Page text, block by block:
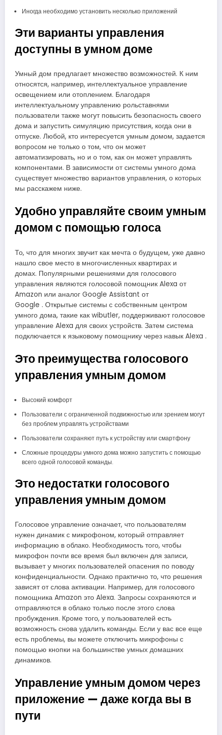
Иногда необходимо установить несколько приложений
Эти варианты управления
доступны в умном доме
Умный дом предлагает множество возможностей. К ним
относятся, например, интеллектуальное управление
освещением или отоплением. Благодаря
интеллектуальному управлению рольставнями
пользователи также могут повысить безопасность своего
дома и запустить симуляцию присутствия, когда они в
отпуске. Любой, кто интересуется умным домом, задается
вопросом не только о том, что он может
автоматизировать, но и о том, как он может управлять
компонентами. В зависимости от системы умного дома
существует множество вариантов управления, о которых
мы расскажем ниже.
Удобно управляйте своим умным
домом с помощью голоса
То, что для многих звучит как мечта о будущем, уже давно
нашло свое место в многочисленных квартирах и
домах. Популярными решениями для голосового
управления являются голосовой помощник Alexa от
Amazon или аналог Google Assistant от
Google . Открытые системы с собственным центром
умного дома, такие как wibutler, поддерживают голосовое
управление Alexa для своих устройств. Затем система
подключается к языковому помощнику через навык Alexa .
Это преимущества голосового
управления умным домом
Высокий комфорт
Пользователи с ограниченной подвижностью или зрением могут
без проблем управлять устройствами
Пользователи сохраняют путь к устройству или смартфону
Сложные процедуры умного дома можно запустить с помощью
всего одной голосовой команды.
Это недостатки голосового
управления умным домом
Голосовое управление означает, что пользователям
нужен динамик с микрофоном, который отправляет
информацию в облако. Необходимость того, чтобы
микрофон почти все время был включен для записи,
вызывает у многих пользователей опасения по поводу
конфиденциальности. Однако практично то, что решения
зависят от слова активации. Например, для голосового
помощника Amazon это Alexa. Запросы сохраняются и
отправляются в облако только после этого слова
пробуждения. Кроме того, у пользователей есть
возможность снова удалить команды. Если у вас все еще
есть проблемы, вы можете отключить микрофоны с
помощью кнопки на большинстве умных домашних
динамиков.
Управление умным домом через
приложение — даже когда вы в
пути